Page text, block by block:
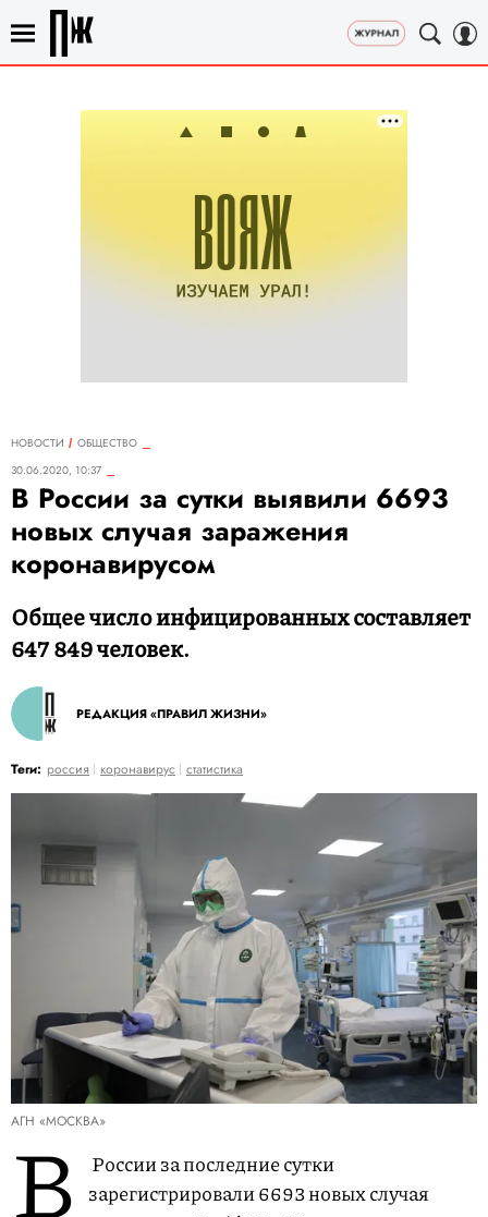
НОВОСТИ
ОБЩЕСТВО
30.06.2020, 10:37
В России за сутки выявили 6693
новых случая заражения
коронавирусом
Общее число инфицированных составляет
647 849 человек.
РЕДАКЦИЯ «ПРАВИЛ ЖИЗНИ»
Теги: россия коронавирус статистика
АГН «МОСКВА»
В
России за последние сутки
зарегистрировали 6693 новых случая